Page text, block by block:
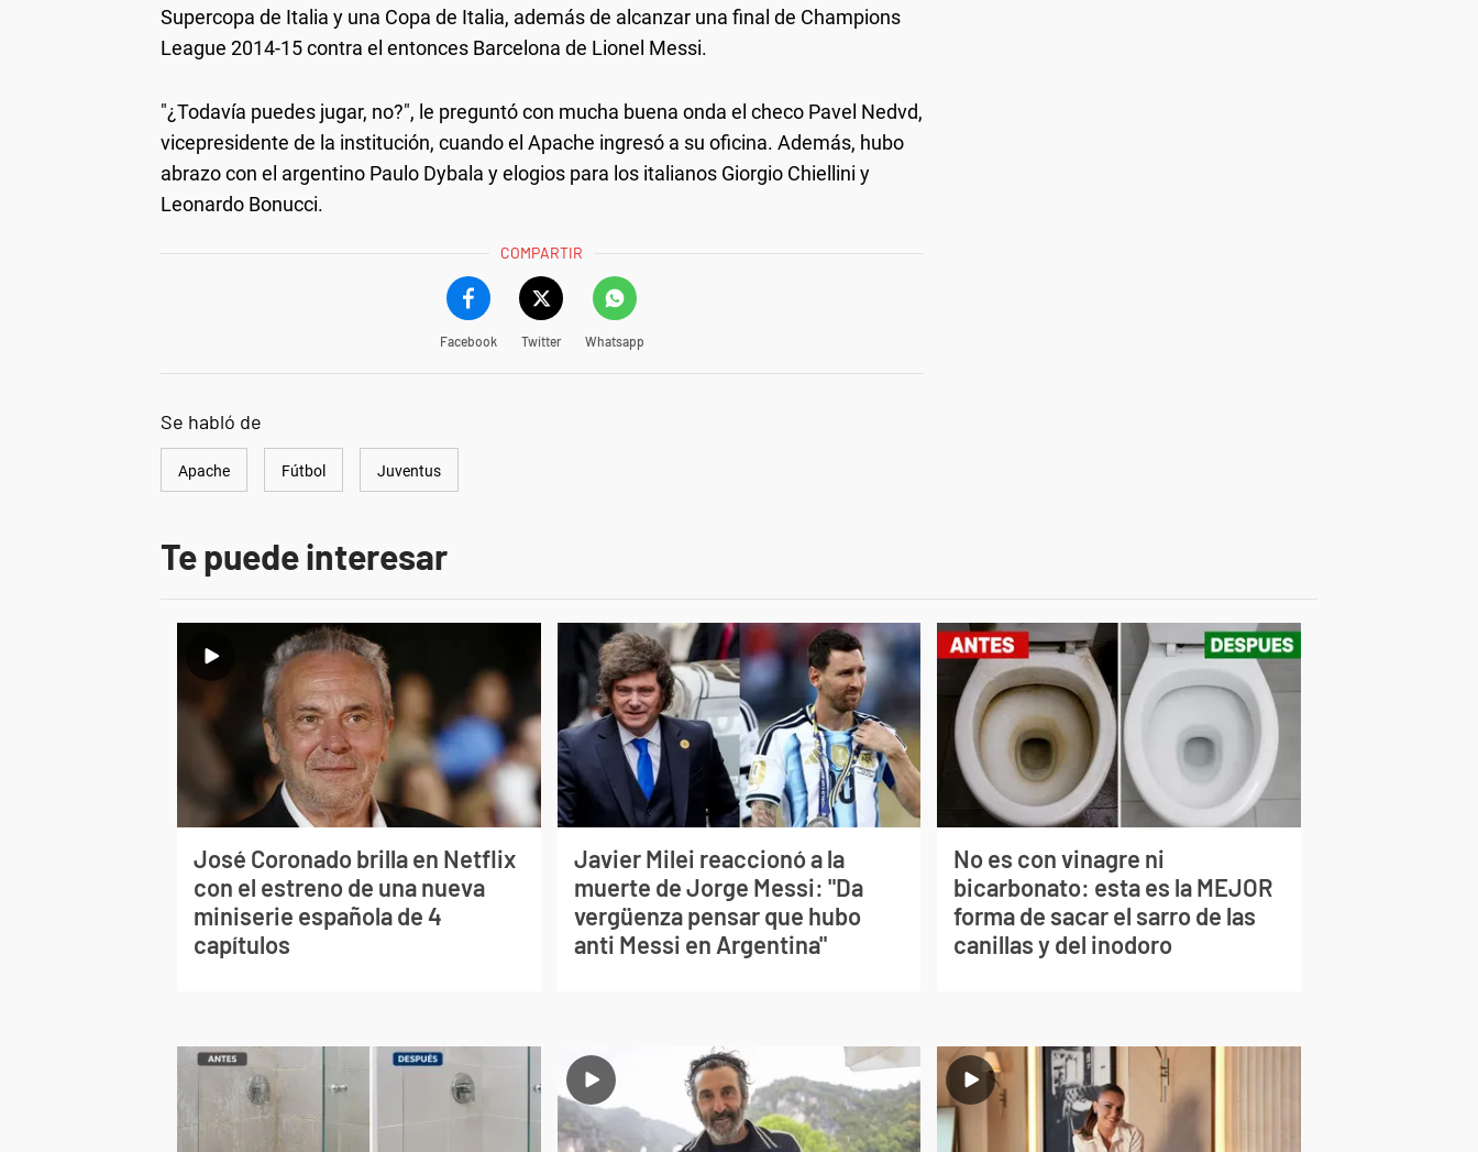
Supercopa de Italia y una Copa de Italia, además de alcanzar una final de Champions
League 2014-15 contra el entonces Barcelona de Lionel Messi.
"¿Todavía puedes jugar, no?", le preguntó con mucha buena onda el checo Pavel Nedvd,
vicepresidente de la institución, cuando el Apache ingresó a su oficina. Además, hubo
abrazo con el argentino Paulo Dybala y elogios para los italianos Giorgio Chiellini y
Leonardo Bonucci.
COMPARTIR
Facebook Twitter Whatsapp
Se habló de
Apache Fútbol Juventus
Te puede interesar
José Coronado brilla en Netflix
con el estreno de una nueva
miniserie española de 4
capítulos
Javier Milei reaccionó a la
muerte de Jorge Messi: "Da
vergüenza pensar que hubo
anti Messi en Argentina"
No es con vinagre ni
bicarbonato: esta es la MEJOR
forma de sacar el sarro de las
canillas y del inodoro